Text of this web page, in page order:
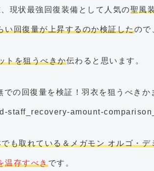
現状最強回復装備として人気の聖風
い回復量が上昇するのか検証したので
トを狙うべきか伝わると思います。
も取れている＆メガモン オルゴ・
温存すべきです。